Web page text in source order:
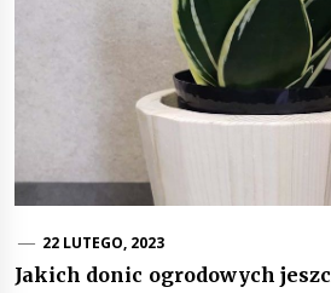
22 LUTEGO, 2023
Jakich donic ogrodowych